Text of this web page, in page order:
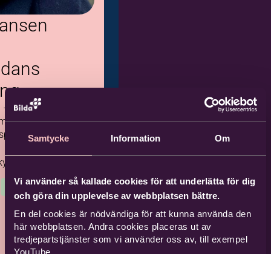
Samtycke Information Om
Vi använder så kallade cookies för att underlätta för dig
och göra din upplevelse av webbplatsen bättre.
En del cookies är nödvändiga för att kunna använda den
här webbplatsen. Andra cookies placeras ut av
tredjepartstjänster som vi använder oss av, till exempel
YouTube.
betoning på
och dans.
Kommande